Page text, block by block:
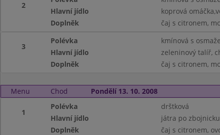
2
Hlavní jídlo
koprová
Doplněk
čaj s citronem,
3
Polévka
kmínová s
Hlavní jídlo
zeleninový talíř,
Doplněk
čaj s citronem,
Menu Chod Pondělí 13. 10. 2008
1
Polévka
drštková
Hlavní jídlo
játra po
Doplněk
čaj s citronem,